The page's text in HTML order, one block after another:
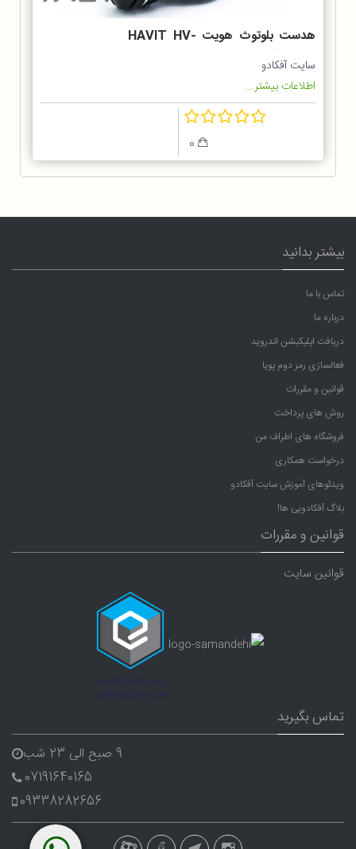
هدست بلوتوث هویت HAVIT HV-
H2560BT
سایت آفکادو
اطلاعات بیشتر...
بیشتر بدانید
تماس با ما
درباره ما
دریافت اپلیکیشن اندروید
فعالسازی رمز دوم پویا
قوانین و مقررات
روش های پرداخت
فروشگاه های اطراف من
درخواست همکاری
ویدئوهای آموزش سایت آفکادو
بلاگ آفکادویی ها!
قوانین و مقررات
قوانین سایت
تماس بگیرید
9 صبح الی 23 شب
07191640165
09338282656